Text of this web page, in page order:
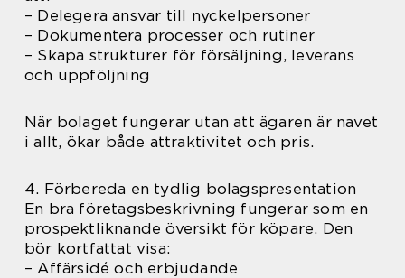
– Delegera ansvar till nyckelpersoner
– Dokumentera processer och rutiner
– Skapa strukturer för försäljning, leverans
och uppföljning
När bolaget fungerar utan att ägaren är navet
i allt, ökar både attraktivitet och pris.
4. Förbereda en tydlig bolagspresentation
En bra företagsbeskrivning fungerar som en
prospektliknande översikt för köpare. Den
bör kortfattat visa:
– Affärsidé och erbjudande